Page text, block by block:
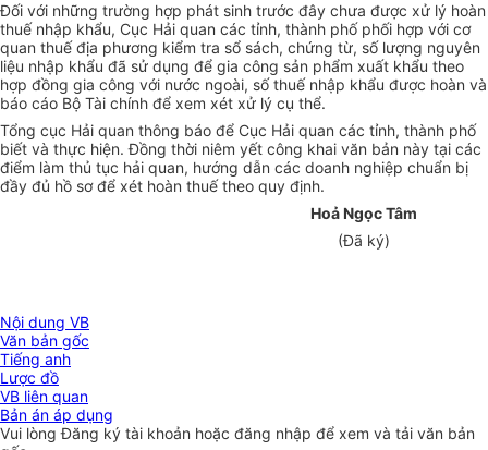
Đối với những trường hợp phát sinh trước đây chưa được xử lý hoàn
thuế nhập khẩu, Cục Hải quan các tỉnh, thành phố phối hợp với cơ
quan thuế địa phương kiểm tra sổ sách, chứng từ, số lượng nguyên
liệu nhập khẩu đã sử dụng để gia công sản phẩm xuất khẩu theo
hợp đồng gia công với nước ngoài, số thuế nhập khẩu được hoàn và
báo cáo Bộ Tài chính để xem xét xử lý cụ thể.
Tổng cục Hải quan thông báo để Cục Hải quan các tỉnh, thành phố
biết và thực hiện. Đồng thời niêm yết công khai văn bản này tại các
điểm làm thủ tục hải quan, hướng dẫn các doanh nghiệp chuẩn bị
đầy đủ hồ sơ để xét hoàn thuế theo quy định.
Hoả Ngọc Tâm
(Đã ký)
Nội dung VB
Văn bản gốc
Tiếng anh
Lược đồ
VB liên quan
Bản án áp dụng
Vui lòngĐăng ký tài khoản hoặc đăng nhập để xem và tải văn bản